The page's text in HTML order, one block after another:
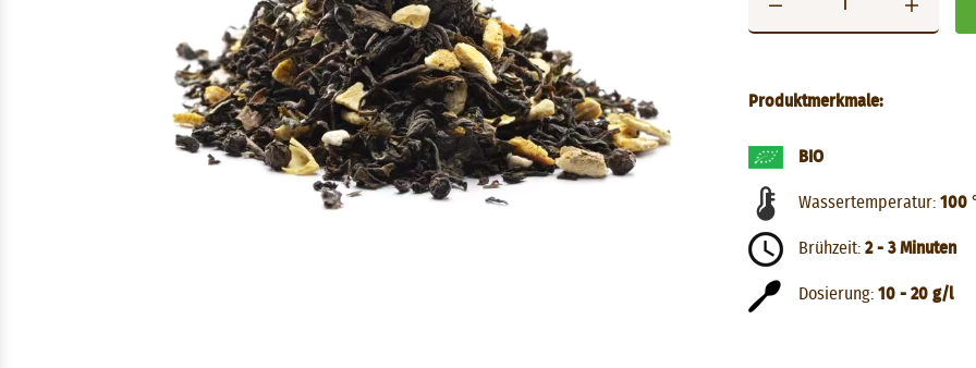
Produktmerkmale:
BIO
Wassertemperatur: 100
Brühzeit: 2 - 3 Minuten
Dosierung: 10 - 20 g/l